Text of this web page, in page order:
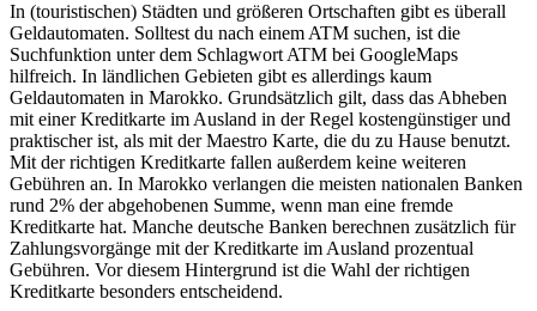
In (touristischen) Städten und größeren Ortschaften gibt es überall
Geldautomaten. Solltest du nach einem ATM suchen, ist die
Suchfunktion unter dem Schlagwort ATM bei GoogleMaps
hilfreich. In ländlichen Gebieten gibt es allerdings kaum
Geldautomaten in Marokko. Grundsätzlich gilt, dass das Abheben
mit einer Kreditkarte im Ausland in der Regel kostengünstiger und
praktischer ist, als mit der Maestro Karte, die du zu Hause benutzt.
Mit der richtigen Kreditkarte fallen außerdem keine weiteren
Gebühren an. In Marokko verlangen die meisten nationalen Banken
rund 2% der abgehobenen Summe, wenn man eine fremde
Kreditkarte hat. Manche deutsche Banken berechnen zusätzlich für
Zahlungsvorgänge mit der Kreditkarte im Ausland prozentual
Gebühren. Vor diesem Hintergrund ist die Wahl der richtigen
Kreditkarte besonders entscheidend.